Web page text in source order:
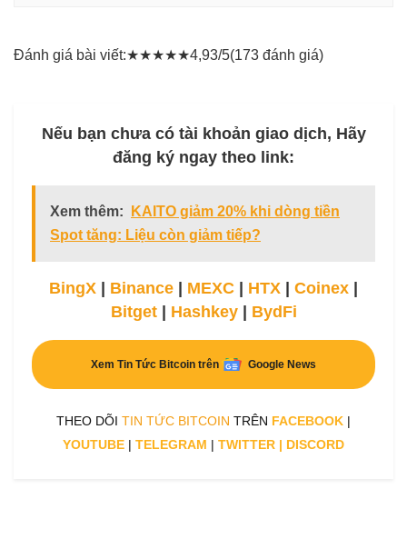
Đánh giá bài viết:★★★★★4,93/5(173 đánh giá)
Nếu bạn chưa có tài khoản giao dịch, Hãy
đăng ký ngay theo link:
Xem thêm:
KAITO giảm 20% khi dòng tiền
Spot tăng: Liệu còn giảm tiếp?
BingX | Binance | MEXC | HTX | Coinex |
Bitget| Hashkey| BydFi
Xem Tin Tức Bitcoin trên Google News
THEO DÕI TIN TỨC BITCOIN TRÊN FACEBOOK |
YOUTUBE | TELEGRAM | TWITTER | DISCORD